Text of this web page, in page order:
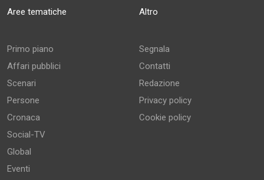
Aree tematiche
Primo piano
Affari pubblici
Scenari
Persone
Cronaca
Social-TV
Global
Eventi
Altro
Segnala
Contatti
Redazione
Privacy policy
Cookie policy